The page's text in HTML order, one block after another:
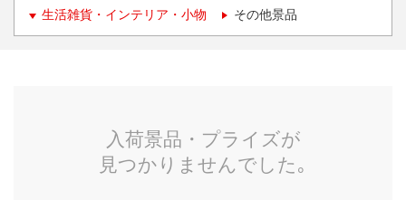
生活雑貨・インテリア・小物 その他景品